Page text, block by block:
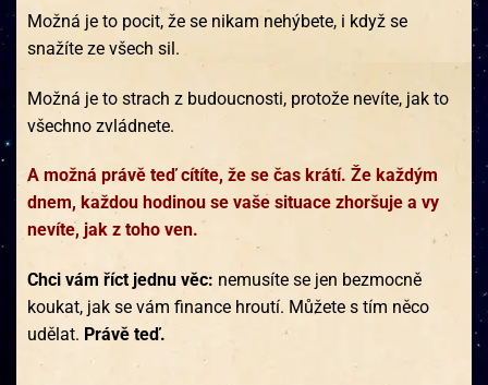
Možná je to pocit, že se nikam nehýbete, i když se
snažíte ze všech sil.
Možná je to strach z budoucnosti, protože nevíte, jak to
všechno zvládnete.
A možná právě teď cítíte, že se čas krátí. Že každým
dnem, každou hodinou se vaše situace zhoršuje a vy
nevíte, jak z toho ven.
Chci vám říct jednu věc: nemusíte se jen bezmocně
koukat, jak se vám finance hroutí. Můžete s tím něco
udělat. Právě teď.